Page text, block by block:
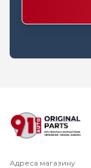
Адреса магазину